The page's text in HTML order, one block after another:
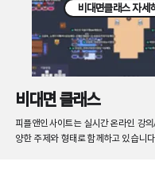
비대면클래스 자세
비대면 클래스
피플앤인사이트는 실시간 온라인 강
양한 주제와 형태로 함께하고 있습니